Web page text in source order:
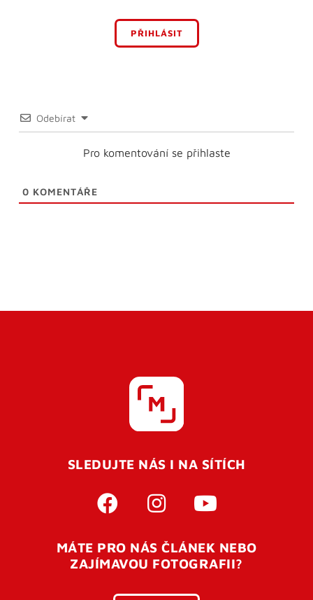
PŘIHLÁSIT
Odebírat
Pro komentování se přihlaste
0 KOMENTÁŘE
SLEDUJTE NÁS I NA SÍTÍCH
MÁTE PRO NÁS ČLÁNEK NEBO
ZAJÍMAVOU FOTOGRAFII?